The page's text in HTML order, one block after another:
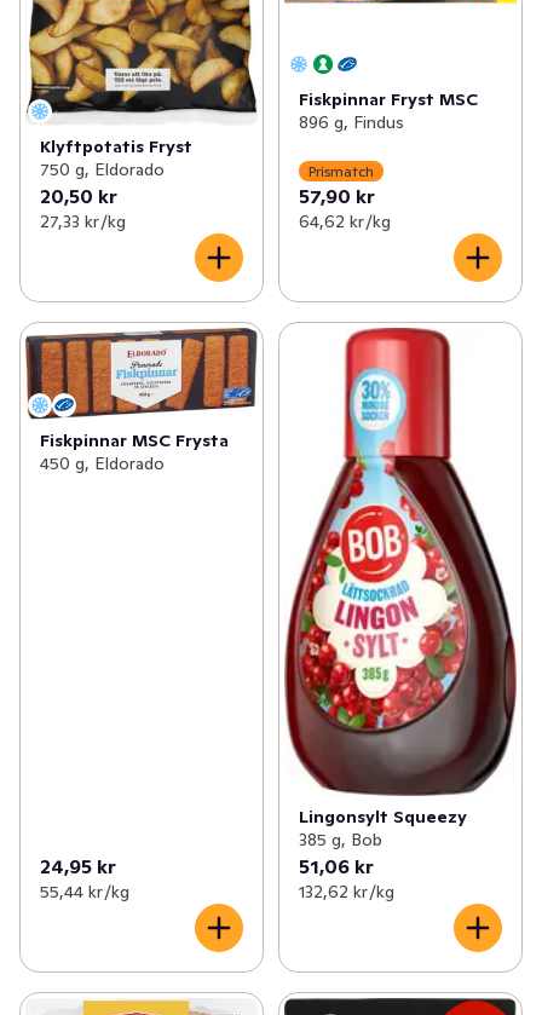
Klyftpotatis Fryst
750 g, Eldorado
20,50 kr
27,33 kr /kg
Fiskpinnar Fryst MSC
896 g, Findus
Prismatch
57,90 kr
64,62 kr /kg
Fiskpinnar MSC Frysta
450 g, Eldorado
24,95 kr
55,44 kr /kg
Lingonsylt Squeezy
385 g, Bob
51,06 kr
132,62 kr /kg